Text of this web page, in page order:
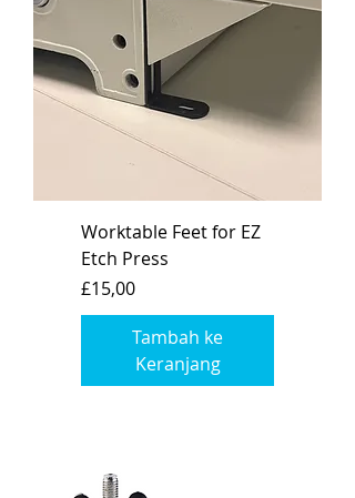
Worktable Feet for EZ
Etch Press
Harga
£15,00
Tambah ke
Keranjang